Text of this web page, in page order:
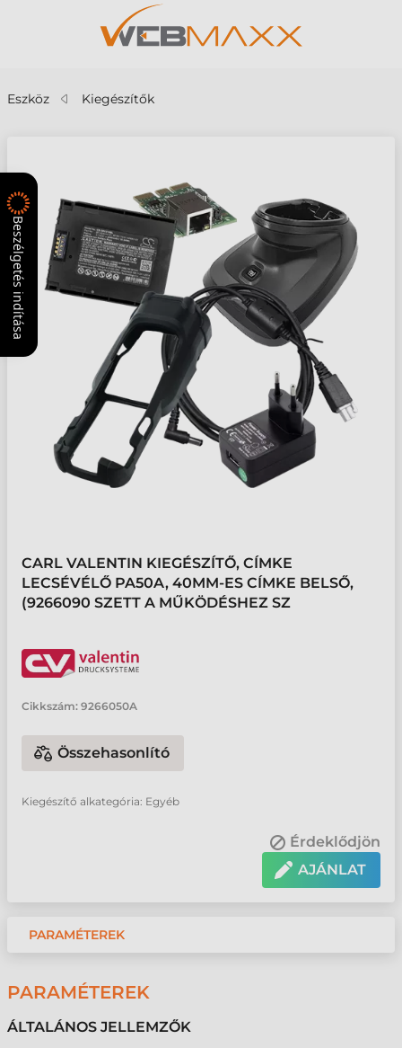
Eszköz Kiegészítők
CARL VALENTIN KIEGÉSZÍTŐ, CÍMKE
LECSÉVÉLŐ PA50A, 40MM-ES CÍMKE BELSŐ,
(9266090 SZETT A MŰKÖDÉSHEZ SZ
Cikkszám: 9266050A
Összehasonlító
Kiegészítő alkategória: Egyéb
Érdeklődjön
AJÁNLAT
PARAMÉTEREK
PARAMÉTEREK
ÁLTALÁNOS JELLEMZŐK
Beszélgetés indítása